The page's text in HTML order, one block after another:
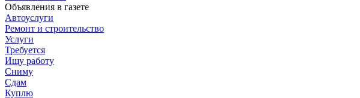
Объявления в газете
Автоуслуги
Ремонт и строительство
Услуги
Требуется
Ищу работу
Сниму
Сдам
Куплю